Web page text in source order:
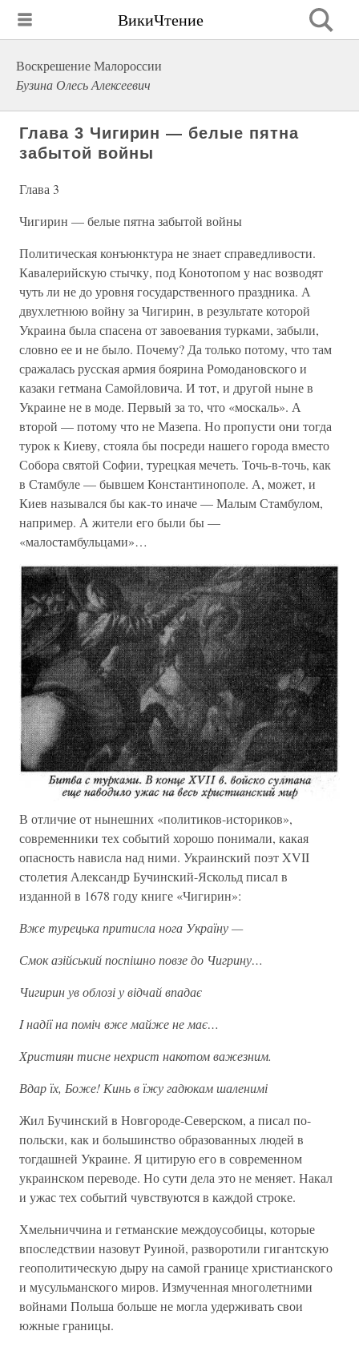
ВикиЧтение
Воскрешение Малороссии
Бузина Олесь Алексеевич
Глава 3 Чигирин — белые пятна
забытой войны
Глава 3
Чигирин — белые пятна забытой войны
Политическая конъюнктура не знает справедливости.
Кавалерийскую стычку, под Конотопом у нас возводят
чуть ли не до уровня государственного праздника. А
двухлетнюю войну за Чигирин, в результате которой
Украина была спасена от завоевания турками, забыли,
словно ее и не было. Почему? Да только потому, что там
сражалась русская армия боярина Ромодановского и
казаки гетмана Самойловича. И тот, и другой ныне в
Украине не в моде. Первый за то, что «москаль». А
второй — потому что не Мазепа. Но пропусти они тогда
турок к Киеву, стояла бы посреди нашего города вместо
Собора святой Софии, турецкая мечеть. Точь-в-точь, как
в Стамбуле — бывшем Константинополе. А, может, и
Киев назывался бы как-то иначе — Малым Стамбулом,
например. А жители его были бы —
«малостамбульцами»…
В отличие от нынешних «политиков-историков»,
современники тех событий хорошо понимали, какая
опасность нависла над ними. Украинский поэт XVII
столетия Александр Бучинский-Яскольд писал в
изданной в 1678 году книге «Чигирин»:
Вже турецька притисла нога Україну —
Смок азійський поспішно повзе до Чигрину…
Чигирин ув облозі у відчай впадає
I надії на поміч вже майже не має…
Християн тисне нехрист накотом важезним.
Вдар їх, Боже! Кинь в їжу гадюкам шаленимі
Жил Бучинский в Новгороде-Северском, а писал по-
польски, как и большинство образованных людей в
тогдашней Украине. Я цитирую его в современном
украинском переводе. Но сути дела это не меняет. Накал
и ужас тех событий чувствуются в каждой строке.
Хмельниччина и гетманские междоусобицы, которые
впоследствии назовут Руиной, разворотили гигантскую
геополитическую дыру на самой границе христианского
и мусульманского миров. Измученная многолетними
войнами Польша больше не могла удерживать свои
южные границы.